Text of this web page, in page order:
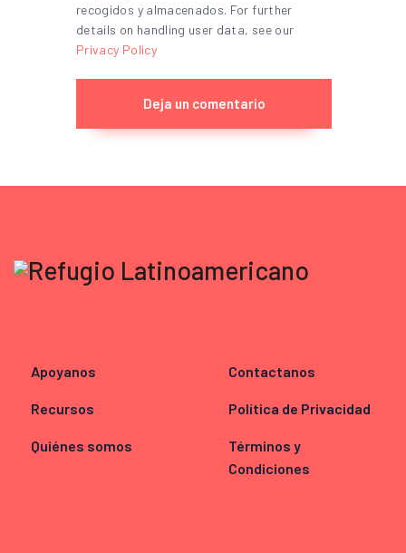
recogidos y almacenados. For further
details on handling user data, see our
Privacy Policy
Apoyanos
Recursos
Quiénes somos
Contactanos
Política de Privacidad
Términos y
Condiciones